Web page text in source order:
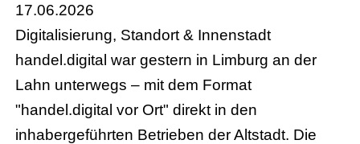
17.06.2026
Digitalisierung, Standort & Innenstadt
handel.digital war gestern in Limburg an der
Lahn unterwegs – mit dem Format
"handel.digital vor Ort" direkt in den
inhabergeführten Betrieben der Altstadt. Die